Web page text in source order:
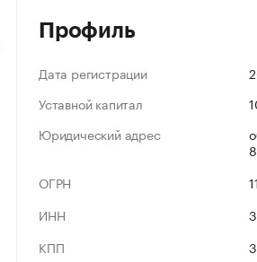
Профиль
Дата регистрации
Уставной капитал
Юридический адрес
ОГРН
ИНН
КПП